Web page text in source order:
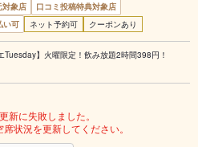
対象店
口コミ投稿特典対象店
い可 ネット予約可 クーポンあり
Tuesday】火曜限定！飲み放題2時間398円！
新に失敗しました。
状況を更新してください。